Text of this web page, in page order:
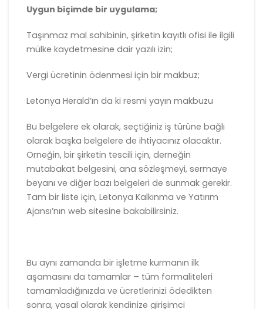
Uygun biçimde bir uygulama;
Taşınmaz mal sahibinin, şirketin kayıtlı ofisi ile ilgili
mülke kaydetmesine dair yazılı izin;
Vergi ücretinin ödenmesi için bir makbuz;
Letonya Herald’ın da ki resmi yayın makbuzu
Bu belgelere ek olarak, seçtiğiniz iş türüne bağlı
olarak başka belgelere de ihtiyacınız olacaktır.
Örneğin, bir şirketin tescili için, derneğin
mutabakat belgesini, ana sözleşmeyi, sermaye
beyanı ve diğer bazı belgeleri de sunmak gerekir.
Tam bir liste için, Letonya Kalkınma ve Yatırım
Ajansı’nın web sitesine bakabilirsiniz.
Bu aynı zamanda bir işletme kurmanın ilk
aşamasını da tamamlar – tüm formaliteleri
tamamladığınızda ve ücretlerinizi ödedikten
sonra, yasal olarak kendinize girişimci